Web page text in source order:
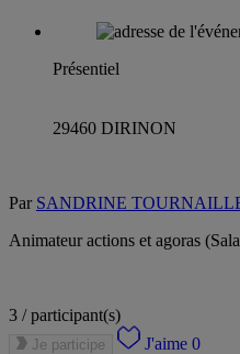
Présentiel
29460 DIRINON
Par SANDRINE
Animateur actions et agoras
3 /participant(s)
Je participe J'aime 0